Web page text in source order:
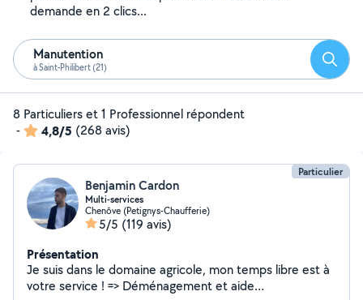
demande en 2 clics...
Manutention
à Saint-Philibert (21)
8 Particuliers et 1 Professionnel répondent
-
4,8/5 (268 avis)
Particulier
Benjamin Cardon
Multi-services
Chenôve (Petignys-Chaufferie)
5/5 (119 avis)
Présentation
Je suis dans le domaine agricole, mon temps libre est à
votre service ! => Déménagement et aide